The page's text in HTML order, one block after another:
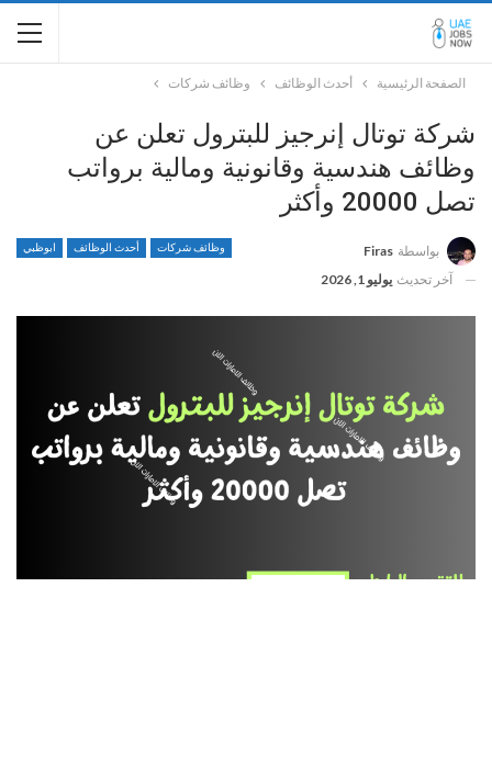
الصفحة الرئيسية أحدث الوظائف وظائف شركات
شركة توتال إنرجيز للبترول تعلن عن
وظائف هندسية وقانونية ومالية برواتب
تصل 20000 وأكثر
وظائف شركات أحدث الوظائف ابوظبي بواسطة Firas
آخر تحديث يوليو 1, 2026